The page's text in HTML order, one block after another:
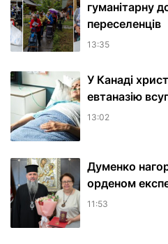
гуманітарну
переселенців
13:35
У Канаді
евтаназію
13:02
Думенко
орденом
11:53